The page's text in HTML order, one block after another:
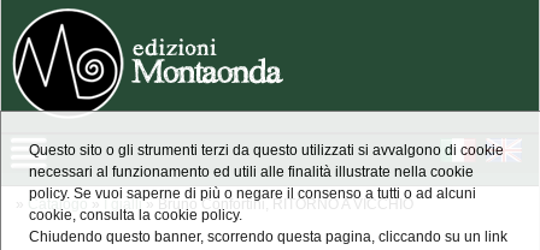
» Catalogo » » Bruno Confortini, RITORNO A VICCHIO
Questo sito o gli strumenti terzi da questo utilizzati si avvalgono di cookie
necessari al funzionamento ed utili alle finalità illustrate nella cookie
policy. Se vuoi saperne di più o negare il consenso a tutti o ad alcuni
cookie, consulta la cookie policy.
Chiudendo questo banner, scorrendo questa pagina, cliccando su un link